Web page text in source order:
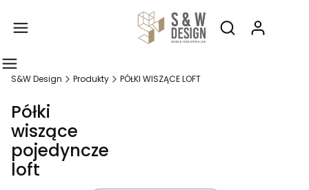
Otwórz
S&W Design Produkty PÓŁKI WISZĄCE LOFT
Półki
wiszące
pojedyncze
loft